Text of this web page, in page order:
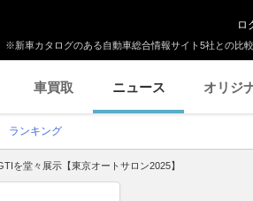
※新車カタログのある自動車総合情報サイト5社との比
ロ
車買取 ニュース オリジ
ランキング
を堂々展示【東京オートサロン2025】